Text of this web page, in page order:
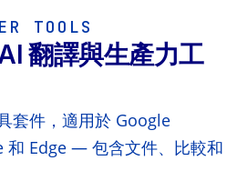
TOOLS
翻譯與生產力工
套件，適用於 Google
Edge — 包含文件、比較和